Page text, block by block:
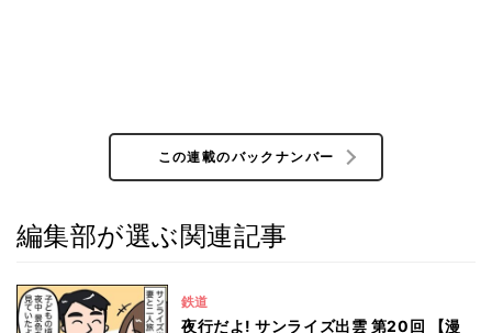
この連載のバックナンバー
編集部が選ぶ関連記事
鉄道
夜行だよ! サンライズ出雲 第20回 【漫